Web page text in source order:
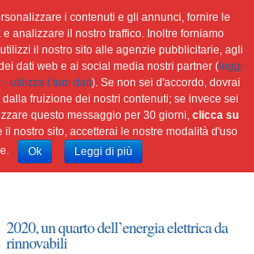
Attualità
Cultura e società
Scienza&tec
Libri
2020, un quarto dell’energia elettrica da
rinnovabili
i contenuti e gli annunci, fornire le
analizzare il nostro traffico. Inoltre forniamo
il nostro sito alle agenzie pubblicitarie, agli
dati web e ai social media nostri partner ( leggi
utilizza i tuoi dati). Se non sei d'accordo, dovrai
fruizione dei nostri contenuti; se invece sei
questo messaggio per 30 giorni, clicca su
il nostro sito, accetterai le nostre modalità d'uso
Ok Leggi di più